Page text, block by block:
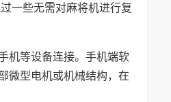
一些无需对麻将机进行复
机等设备连接。手机端软
微型电机或机械结构，在